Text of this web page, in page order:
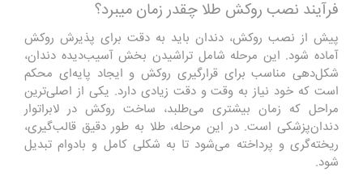
فرآیند نصب روکش طلا چقدر زمان میبرد؟
پیش از نصب روکش، دندان باید به دقت برای پذیرش روکش
آماده شود. این مرحله شامل تراشیدن بخش آسیب‌دیده دندان،
شکل‌دهی مناسب برای قرارگیری روکش و ایجاد پایه‌ای محکم
است که خود نیاز به وقت و دقت زیادی دارد. یکی از اصلی‌ترین
مراحل که زمان بیشتری می‌طلبد، ساخت روکش در لابراتوار
دندان‌پزشکی است. در این مرحله، طلا به طور دقیق قالب‌گیری،
ریخته‌گری و پرداخته می‌شود تا به شکلی کامل و بادوام تبدیل
شود.